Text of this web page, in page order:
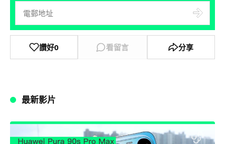
讚好0 看留言 分享
最新影片